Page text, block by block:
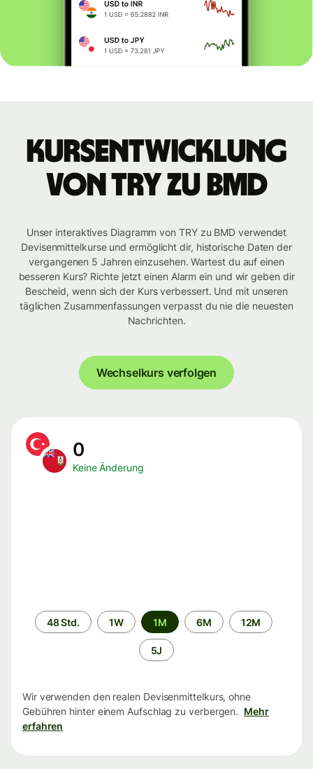
Kursentwicklung
von TRY zu BMD
Unser interaktives Diagramm von TRY zu BMD verwendet
Devisenmittelkurse und ermöglicht dir, historische Daten der
vergangenen 5 Jahren einzusehen. Wartest du auf einen
besseren Kurs? Richte jetzt einen Alarm ein und wir geben dir
Bescheid, wenn sich der Kurs verbessert. Und mit unseren
täglichen Zusammenfassungen verpasst du nie die neuesten
Nachrichten.
Wechselkurs verfolgen
0
Keine Änderung
Zeitraum
48 Std. 1W 1M 6M 12M
5J
Wir verwenden den realen Devisenmittelkurs, ohne
Gebühren hinter einem Aufschlag zu verbergen. Mehr
erfahren